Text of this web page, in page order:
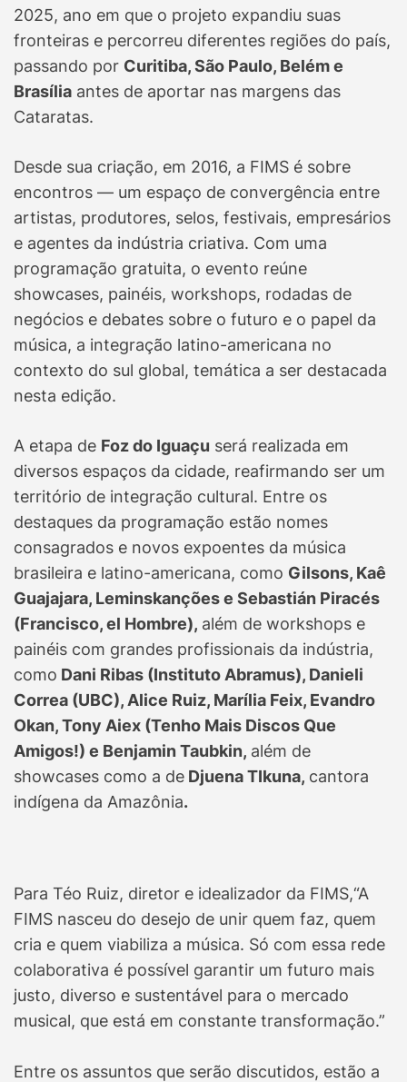
2025, ano em que o projeto expandiu suas
fronteiras e percorreu diferentes regiões do país,
passando por Curitiba, São Paulo, Belém e
Brasília antes de aportar nas margens das
Cataratas.
Desde sua criação, em 2016, a FIMS é sobre
encontros — um espaço de convergência entre
artistas, produtores, selos, festivais, empresários
e agentes da indústria criativa. Com uma
programação gratuita, o evento reúne
showcases, painéis, workshops, rodadas de
negócios e debates sobre o futuro e o papel da
música, a integração latino-americana no
contexto do sul global, temática a ser destacada
nesta edição.
A etapa de Foz do Iguaçu será realizada em
diversos espaços da cidade, reafirmando ser um
território de integração cultural. Entre os
destaques da programação estão nomes
consagrados e novos expoentes da música
brasileira e latino-americana, como Gilsons, Kaê
Guajajara, Leminskanções e Sebastián Piracés
(Francisco, el Hombre), além de workshops e
painéis com grandes profissionais da indústria,
como Dani Ribas (Instituto Abramus), Danieli
Correa (UBC), Alice Ruiz, Marília Feix, Evandro
Okan, Tony Aiex (Tenho Mais Discos Que
Amigos!) e Benjamin Taubkin, além de
showcases como a de Djuena TIkuna, cantora
indígena da Amazônia.
Para Téo Ruiz, diretor e idealizador da FIMS,“A
FIMS nasceu do desejo de unir quem faz, quem
cria e quem viabiliza a música. Só com essa rede
colaborativa é possível garantir um futuro mais
justo, diverso e sustentável para o mercado
musical, que está em constante transformação.”
Entre os assuntos que serão discutidos, estão a